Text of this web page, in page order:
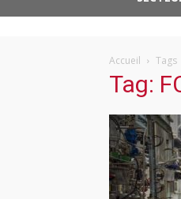
Accueil Tags
Tag: